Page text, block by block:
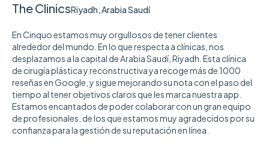
The ClinicsRiyadh, Arabia Saudí
En Cinquo estamos muy orgullosos de tener clientes
alrededor del mundo. En lo que respecta a clínicas, nos
desplazamos a la capital de Arabia Saudí, Riyadh. Esta clínica
de cirugía plástica y reconstructiva ya recoge más de 1000
reseñas en Google, y sigue mejorando su nota con el paso del
tiempo al tener objetivos claros que les marca nuestra app.
Estamos encantados de poder colaborar con un gran equipo
de profesionales, de los que estamos muy agradecidos por su
confianza para la gestión de su reputación en línea.